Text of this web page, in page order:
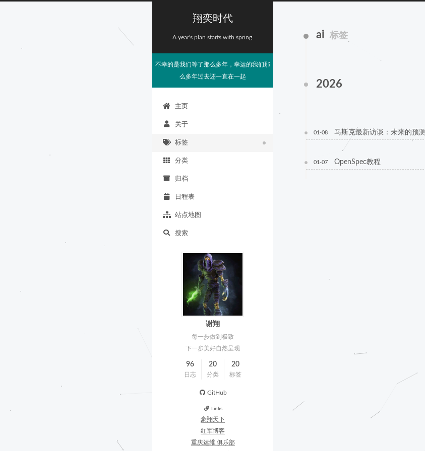
翔奕时代
A year's plan starts with spring.
不幸的是我们等了那么多年，幸运的我们那
么多年过去还一直在一起
主页
关于
标签
分类
归档
日程表
站点地图
搜索
ai 标签
2026
01-08 马斯克最新访谈：未来的预测
01-07 OpenSpec教程
谢翔
每一步做到极致
下一步美好自然呈现
96
日志
20
分类
20
标签
GitHub
Links
豪翔天下
红军博客
重庆运维.俱乐部